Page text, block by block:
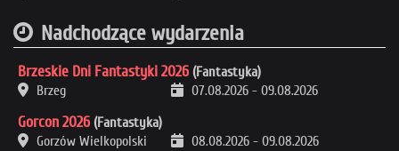
Nadchodzące wydarzenia
Brzeskie Dni Fantastyki 2026 (Fantastyka)
Brzeg
07.08.2026 - 09.08.2026
Gorcon 2026 (Fantastyka)
Gorzów Wielkopolski
08.08.2026 - 09.08.2026